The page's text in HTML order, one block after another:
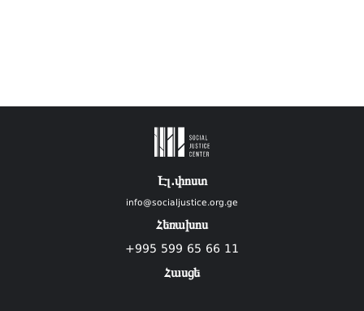
Էլ.փոստ
info@socialjustice.org.ge
Հեռախոս
+995 599 65 66 11
Հասցե